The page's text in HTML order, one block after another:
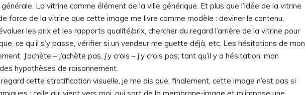
La vitrine comme élément de la ville générique. Et plus que l’idée de la vitrine
force de la vitrine que cette image me livre comme modèle : deviner le contenu,
les prix et les rapports qualité/prix, chercher du regard l’arrière de la vitrine pour
ce qu’il s’y passe, vérifier si un vendeur me guette déjà, etc. Les hésitations de mon
J’achète – j’achète pas, j’y crois – j’y crois pas; tant qu’il y a hésitation, mon
hypothèses de raisonnement.
cette stratification visuelle, je me dis que, finalement, cette image n’est pas si